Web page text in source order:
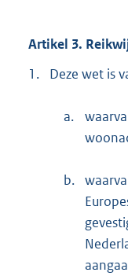
Artikel 3.
1.
Deze wet is
a.
b.